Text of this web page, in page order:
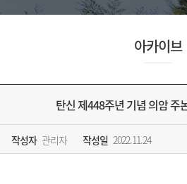
아카이브
탄신 제448주년 기념 의암 주
작성자 관리자 작성일 2022.11.24